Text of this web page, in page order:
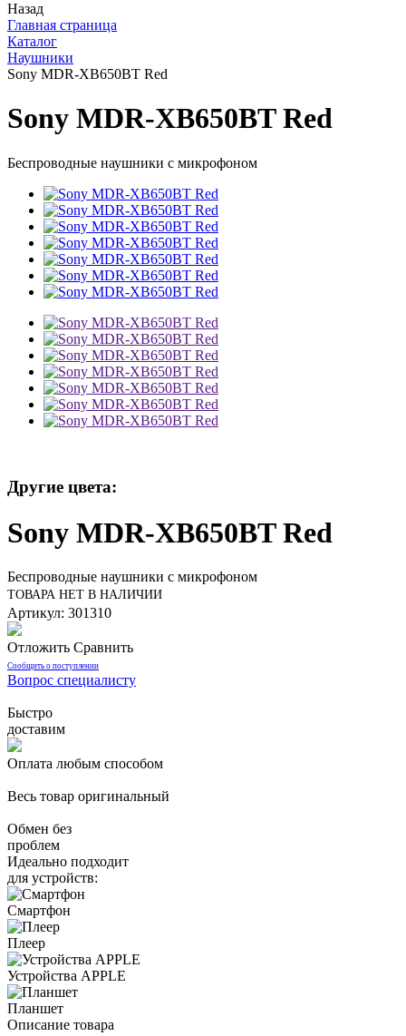
Назад
Главная страница
Каталог
Наушники
Sony MDR-XB650BT Red
Sony MDR-XB650BT Red
Беспроводные наушники с микрофоном
Другие цвета:
Sony MDR-XB650BT Red
Беспроводные наушники с микрофоном
ТОВАРА НЕТ В НАЛИЧИИ
Артикул: 301310
Отложить Сравнить
Сообщить о поступлении
Вопрос специалисту
Быстро
доставим
Оплата любым способом
Весь товар оригинальный
Обмен без
проблем
Идеально подходит
для устройств:
Смартфон
Плеер
Устройства APPLE
Планшет
Описание товара